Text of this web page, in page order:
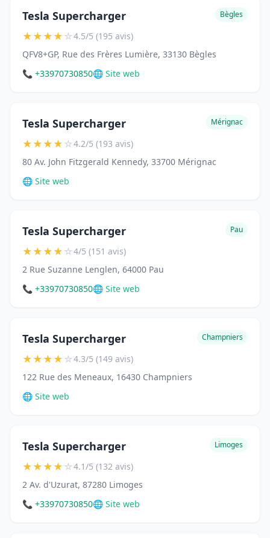
Tesla Supercharger Bègles
★★★★☆4.5/5 (195 avis)
QFV8+GP, Rue des Frères Lumière, 33130 Bègles
📞 +33970730850🌐 Site web
Tesla Supercharger Mérignac
★★★★☆4.2/5 (193 avis)
80 Av. John Fitzgerald Kennedy, 33700 Mérignac
🌐 Site web
Tesla Supercharger Pau
★★★★☆4/5 (151 avis)
2 Rue Suzanne Lenglen, 64000 Pau
📞 +33970730850🌐 Site web
Tesla Supercharger Champniers
★★★★☆4.3/5 (149 avis)
122 Rue des Meneaux, 16430 Champniers
🌐 Site web
Tesla Supercharger Limoges
★★★★☆4.1/5 (132 avis)
2 Av. d'Uzurat, 87280 Limoges
📞 +33970730850🌐 Site web